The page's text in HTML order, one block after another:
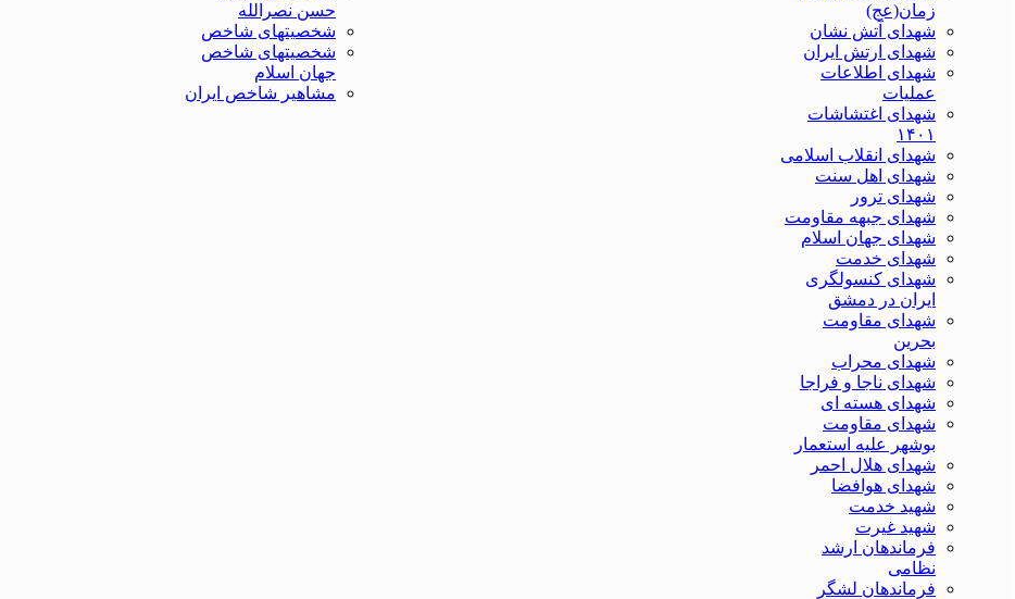
زمان(عج)
شهدای آتش نشان
شهدای ارتش ایران
شهدای اطلاعات
عملیات
شهدای اغتشاشات
۱۴۰۱
شهدای انقلاب اسلامی
شهدای اهل سنت
شهدای ترور
شهدای جبهه مقاومت
شهدای جهان اسلام
شهدای خدمت
شهدای کنسولگری
ایران در دمشق
شهدای مقاومت
بحرین
شهدای محراب
شهدای ناجا و فراجا
شهدای هسته ای
شهدای مقاومت
بوشهر علیه استعمار
شهدای هلال احمر
شهدای هوافضا
شهید خدمت
شهید غیرت
فرماندهان ارشد
نظامی
فرماندهان لشگر
حسن نصرالله
شخصیتهای شاخص
شخصیتهای شاخص
جهان اسلام
مشاهیر شاخص ایران